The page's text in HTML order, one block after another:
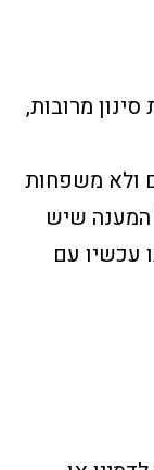
מרובות,
ולא משפחות
המענה שיש
עכשיו עם